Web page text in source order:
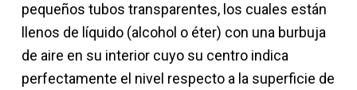
pequeños tubos transparentes, los cuales están
llenos de líquido (alcohol o éter) con una burbuja
de aire en su interior cuyo su centro indica
perfectamente el nivel respecto a la superficie de